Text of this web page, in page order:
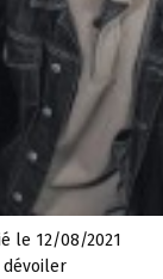
le 12/08/2021
dévoiler